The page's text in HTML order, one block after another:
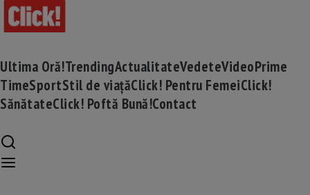
Ultima Oră!TrendingActualitateVedeteVideoPrime
TimeSportStil de viațăClick! Pentru FemeiClick!
SănătateClick! Poftă Bună!Contact